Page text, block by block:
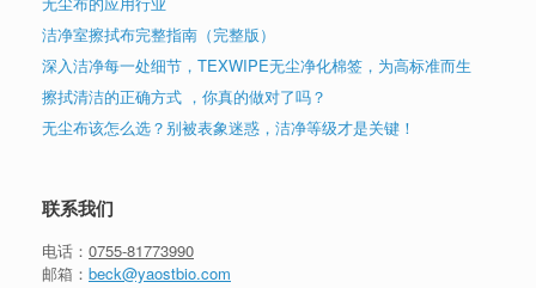
洁净室擦拭布完整指南（完整版）
深入洁净每一处细节，TEXWIPE无尘净化棉签，为高标准而生
擦拭清洁的正确方式 ，你真的做对了吗？
无尘布该怎么选？别被表象迷惑，洁净等级才是关键！
联系我们
电话： 0755-81773990
邮箱： beck@yaostbio.com